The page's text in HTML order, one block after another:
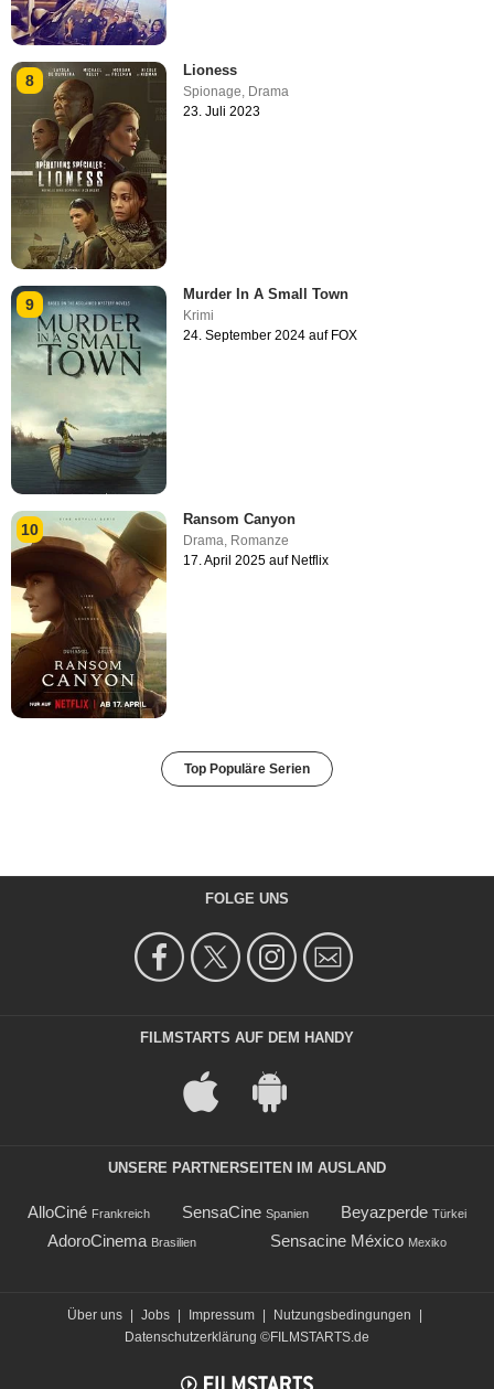
8
Lioness
Spionage, Drama
23. Juli 2023
9
Murder In A Small Town
Krimi
24. September 2024 auf FOX
10
Ransom Canyon
Drama Romanze
17. April 2025 auf Netflix
Top Populäre Serien
FOLGE UNS
FILMSTARTS AUF DEM HANDY
UNSERE PARTNERSEITEN IM AUSLAND
AlloCiné Frankreich SensaCine Spanien Beyazperde Türkei
AdoroCinema Brasilien Sensacine México Mexiko
Über uns Jobs Impressum Nutzungsbedingungen
Datenschutzerklärung ©FILMSTARTS.de